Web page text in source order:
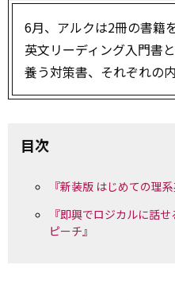
6月、アルクは2冊の書籍
英文リーディング入門書
養う対策書、それぞれの
目次
『新装版 はじめての理
『即興でロジカルに話
ピーチ』